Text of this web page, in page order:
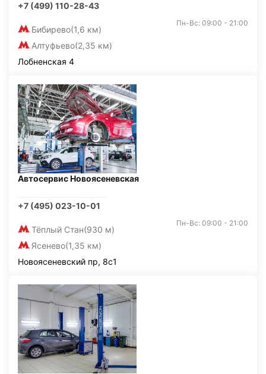
+7 (499) 110-28-43
Бибирево(1,6 км)
Алтуфьево(2,35 км)
Пн-Вс: 09:00 - 21:00
Лобненская 4
Автосервис Новоясеневская
+7 (495) 023-10-01
Тёплый Стан(930 м)
Ясенево(1,35 км)
Пн-Вс: 09:00 - 21:00
Новоясеневский пр, 8с1